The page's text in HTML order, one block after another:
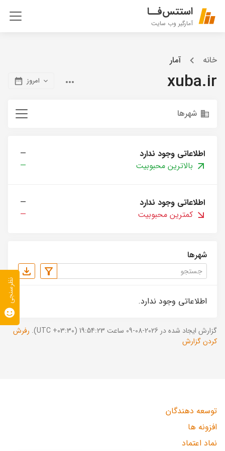
استتس‌فــا
آمارگیر وب سایت
خانه آمار
xuba.ir امروز
شهرها
اطلاعاتی وجود ندارد
—
بالاترین محبوبیت
—
اطلاعاتی وجود ندارد
—
کمترین محبوبیت
—
شهرها
اطلاعاتی وجود ندارد.
گزارش ایجاد شده در 2026-08-09 ساعت 19:54:23 (UTC +03:30).
رفرش
کردن گزارش
توسعه دهندگان
افزونه ها
نماد اعتماد
نظرسنجی